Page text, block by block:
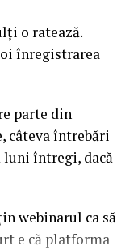
o ratează.
înregistrarea
parte din
câteva întrebări
luni întregi, dacă
webinarul ca să
e că platforma